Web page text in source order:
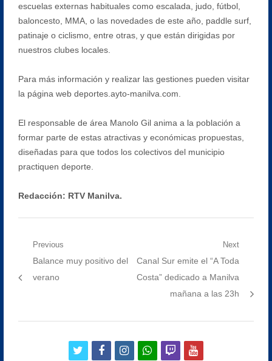
escuelas externas habituales como escalada, judo, fútbol,
baloncesto, MMA, o las novedades de este año, paddle surf,
patinaje o ciclismo, entre otras, y que están dirigidas por
nuestros clubes locales.
Para más información y realizar las gestiones pueden visitar
la página web deportes.ayto-manilva.com.
El responsable de área Manolo Gil anima a la población a
formar parte de estas atractivas y económicas propuestas,
diseñadas para que todos los colectivos del municipio
practiquen deporte.
Redacción: RTV Manilva.
Navegación
Previous
Previous
post:
Balance muy positivo del
verano
Next
Next
post:
Canal Sur emite el “A Toda
Costa” dedicado a Manilva
mañana a las 23h
twitterfacebookinstagramwhatsapp
twitchyoutube